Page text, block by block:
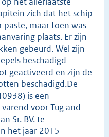
zich dat het schip
maar toen was
plaats. Er zijn
gebeurd. Wel zijn
beschadigd
geactiveerd en zijn de
beschadigd.De
is een
voor Tug and
Sr. BV. te
het jaar 2015